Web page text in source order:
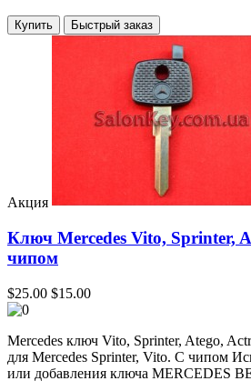
Купить
Акция
Ключ Mercedes Vito, Sprinter,
чипом
$25.00 $15.00
Mercedes ключ Vito, Sprinter, Atego,
для Mercedes Sprinter, Vito. C чипом
или добавления ключа MERCEDES